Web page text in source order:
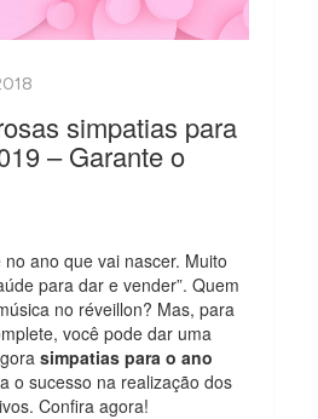
simpatias para
– Garante o
ano que vai nascer. Muito
para dar e vender”. Quem
no réveillon? Mas, para
você pode dar uma
simpatias para o ano
o sucesso na realização dos
Confira agora!